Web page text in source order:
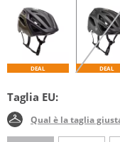
DEAL DEAL
Taglia EU:
Qual è la taglia